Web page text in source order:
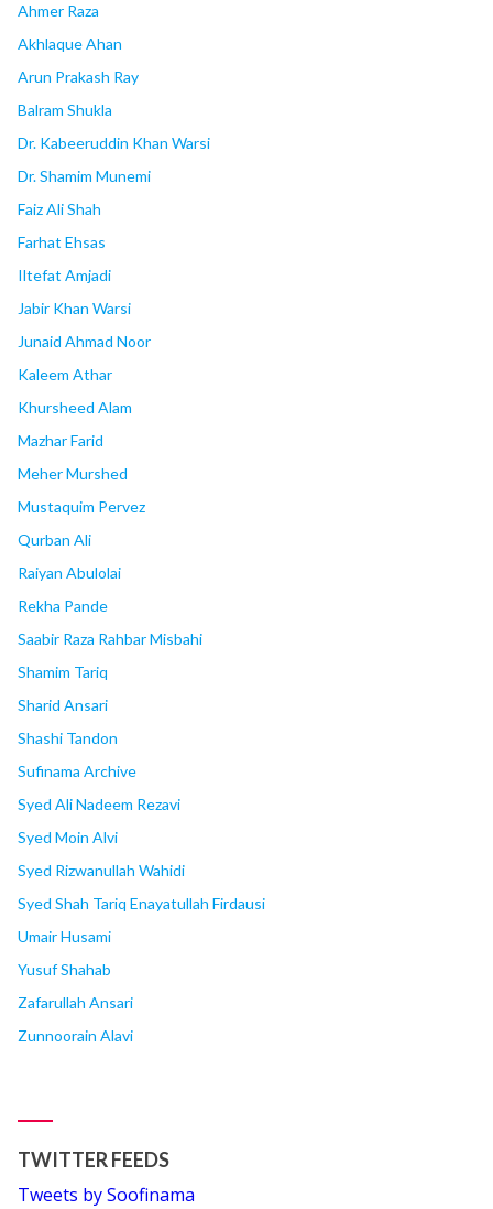
Ahmer Raza
Akhlaque Ahan
Arun Prakash Ray
Balram Shukla
Dr. Kabeeruddin Khan Warsi
Dr. Shamim Munemi
Faiz Ali Shah
Farhat Ehsas
Iltefat Amjadi
Jabir Khan Warsi
Junaid Ahmad Noor
Kaleem Athar
Khursheed Alam
Mazhar Farid
Meher Murshed
Mustaquim Pervez
Qurban Ali
Raiyan Abulolai
Rekha Pande
Saabir Raza Rahbar Misbahi
Shamim Tariq
Sharid Ansari
Shashi Tandon
Sufinama Archive
Syed Ali Nadeem Rezavi
Syed Moin Alvi
Syed Rizwanullah Wahidi
Syed Shah Tariq Enayatullah Firdausi
Umair Husami
Yusuf Shahab
Zafarullah Ansari
Zunnoorain Alavi
TWITTER FEEDS
Tweets by Soofinama